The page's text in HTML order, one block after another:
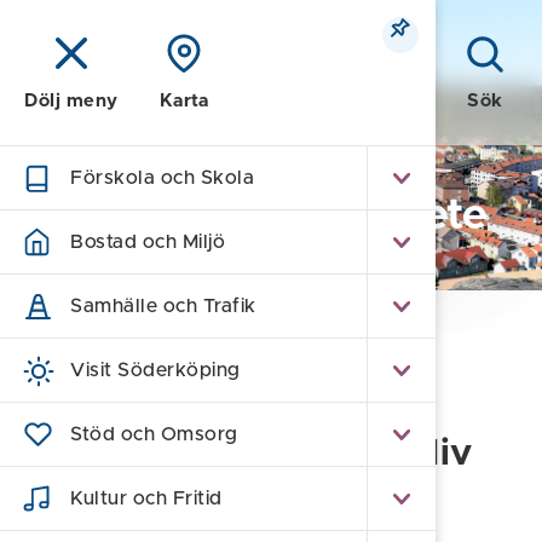
Meny Sök
Dölj meny Karta
Förskola och Skola
Bostad och Miljö
Samhälle och Trafik
Visit Söderköping
Stöd och Omsorg
Kultur och Fritid
Näringsliv och Arbete
Hem
Prenumerera på vårt
nyhetsbrev för näringsliv
och företagande